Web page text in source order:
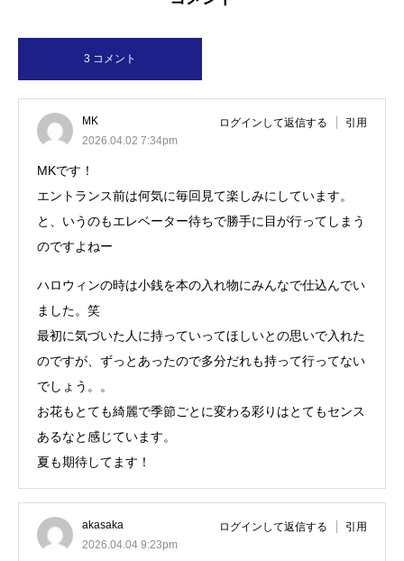
3 コメント
MK
2026.04.02 7:34pm
ログインして返信する 引用
MKです！
エントランス前は何気に毎回見て楽しみにしています。
と、いうのもエレベーター待ちで勝手に目が行ってしまう
のですよねー
ハロウィンの時は小銭を本の入れ物にみんなで仕込んでい
ました。笑
最初に気づいた人に持っていってほしいとの思いで入れた
のですが、ずっとあったので多分だれも持って行ってない
でしょう。。
お花もとても綺麗で季節ごとに変わる彩りはとてもセンス
あるなと感じています。
夏も期待してます！
akasaka
2026.04.04 9:23pm
ログインして返信する 引用